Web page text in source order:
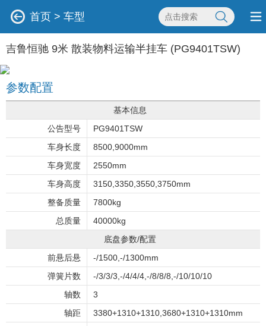
首页 > 车型
吉鲁恒驰 9米 散装物料运输半挂车 (PG9401TSW)
参数配置
基本信息
公告型号
PG9401TSW
车身长度
8500,9000mm
车身宽度
2550mm
车身高度
3150,3350,3550,3750mm
整备质量
7800kg
总质量
40000kg
底盘参数/配置
前悬后悬
-/1500,-/1300mm
弹簧片数
-/3/3/3,-/4/4/4,-/8/8/8,-/10/10/10
轴数
3
轴距
3380+1310+1310,3680+1310+1310mm